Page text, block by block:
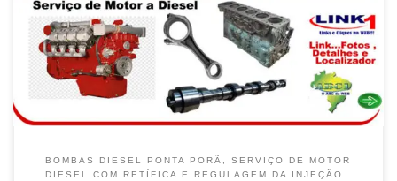
BOMBAS DIESEL PONTA PORÃ, SERVIÇO DE MOTOR
DIESEL COM RETÍFICA E REGULAGEM DA INJEÇÃO